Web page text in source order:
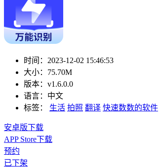
时间： 2023-12-02 15:46:53
大小： 75.70M
版本： v1.6.0.0
语言： 中文
标签：
生活 拍照 翻译 快速数数的软件
安卓版下载
APP Store下载
预约
已下架